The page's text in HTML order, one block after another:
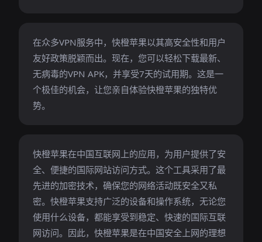
在众多VPN服务中，快橙苹果以其高安全性和用户
友好政策脱颖而出。现在，您可以轻松下载最新、
无病毒的VPN APK，并享受7天的试用期。这是一
个极佳的机会，让您亲自体验快橙苹果的独特优
势。
快橙苹果在中国互联网上的应用，为用户提供了安
全、便捷的国际网站访问方式。这个工具采用了最
先进的加密技术，确保您的网络活动既安全又私
密。快橙苹果支持广泛的设备和操作系统，无论您
使用什么设备，都能享受到稳定、快速的国际互联
网访问。因此，快橙苹果是在中国安全上网的理想